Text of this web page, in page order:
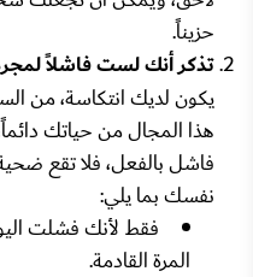
حزيناً.
تذكر أنك لست فاشلاً
يكون لديك انتكاسة، من
هذا المجال من حياتك
فاشل بالفعل، فلا تقع
نفسك بما يلي:
فقط لأنك فشلت
المرة القادمة.